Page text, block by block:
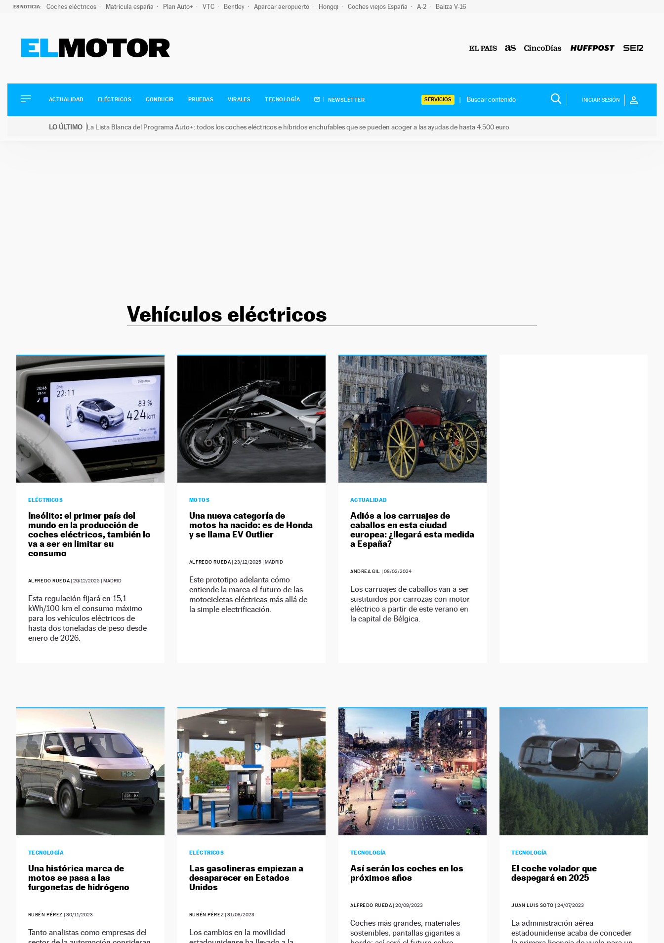
ES NOTICIA: Coches eléctricos Matrícula españa Plan Auto+ VTC Bentley Aparcar aeropuerto Hongqi Coches viejos España A-2 Baliza V-16
ELÉCTRICOS
CONDUCIR
ACTUALIDAD ELÉCTRICOS CONDUCIR PRUEBAS VIRALES TECNOLOGÍA NEWSLETTER SERVICIOS INICIAR SESIÓN
LO ÚLTIMO La Lista Blanca del Programa Auto+: todos los coches eléctricos e híbridos enchufables que se pueden acoger a las ayudas de hasta 4.500 euro
Vehículos eléctricos
ELÉCTRICOS
Insólito: el primer país del
mundo en la producción de
coches eléctricos, también lo
va a ser en limitar su
consumo
ALFREDO RUEDA |29/12/2025 | MADRID
Esta regulación fijará en 15,1
kWh/100 km el consumo máximo
para los vehículos eléctricos de
hasta dos toneladas de peso desde
enero de 2026.
MOTOS
Una nueva categoría de
motos ha nacido: es de Honda
y se llama EV Outlier
ALFREDO RUEDA |23/12/2025 | MADRID
Este prototipo adelanta cómo
entiende la marca el futuro de las
motocicletas eléctricas más allá de
la simple electrificación.
ACTUALIDAD
Adiós a los carruajes de
caballos en esta ciudad
europea: ¿llegará esta medida
a España?
ANDREA GIL | 08/02/2024
Los carruajes de caballos van a ser
sustituidos por carrozas con motor
eléctrico a partir de este verano en
la capital de Bélgica.
TECNOLOGÍA
Una histórica marca de
motos se pasa a las
furgonetas de hidrógeno
RUBÉN PÉREZ |30/11/2023
Tanto analistas como empresas del
ELÉCTRICOS
Las gasolineras empiezan a
desaparecer en Estados
Unidos
RUBÉN PÉREZ |31/08/2023
Los cambios en la movilidad
TECNOLOGÍA
Así serán los coches en los
próximos años
ALFREDO RUEDA |20/08/2023
Coches más grandes, materiales
sostenibles, pantallas gigantes a
TECNOLOGÍA
El coche volador que
despegará en 2025
JUAN LUIS SOTO |24/07/2023
La administración aérea
estadounidense acaba de conceder